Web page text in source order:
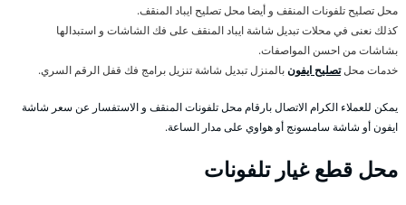
محل تصليح تلفونات المنقف و أيضا محل تصليح ايباد المنقف.
كذلك نعنى في محلات تبديل شاشة ايباد المنقف على فك الشاشات و استبدالها
بشاشات من احسن المواصفات.
خدمات محلتصليح ايفونبالمنزل تبديل شاشة تنزيل برامج فك قفل الرقم السري.
يمكن للعملاء الكرام الاتصال بارقام محل تلفونات المنقف و الاستفسار عن سعر شاشة
ايفون أو شاشة سامسونج أو هواوي على مدار الساعة.
محل قطع غيار تلفونات